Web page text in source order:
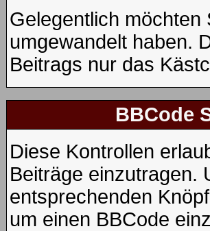
Gelegentlich möchten
umgewandelt haben.
Beitrags nur das
BBCode
Diese Kontrollen
Beiträge einzutragen.
entsprechenden
um einen BBCode